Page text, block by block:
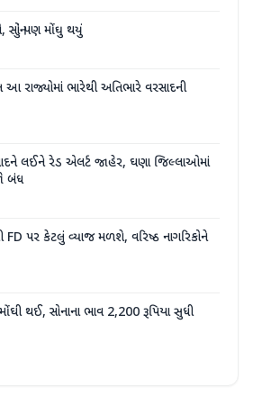
સોનું પણ મોંઘુ થયું
ભારેથી અતિભારે વરસાદની
લઈને રેડ એલર્ટ જાહેર, ઘણા જિલ્લાઓમાં
બંધ
FD પર કેટલું વ્યાજ મળશે, વરિષ્ઠ નાગરિકોને
થઈ, સોનાના ભાવ 2,200 રૂપિયા સુધી